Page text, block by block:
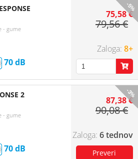
-5%
- gume
70
75,58 €
79,56 €
8+
-3%
2
- gume
70
87,38 €
90,08 €
6 tednov